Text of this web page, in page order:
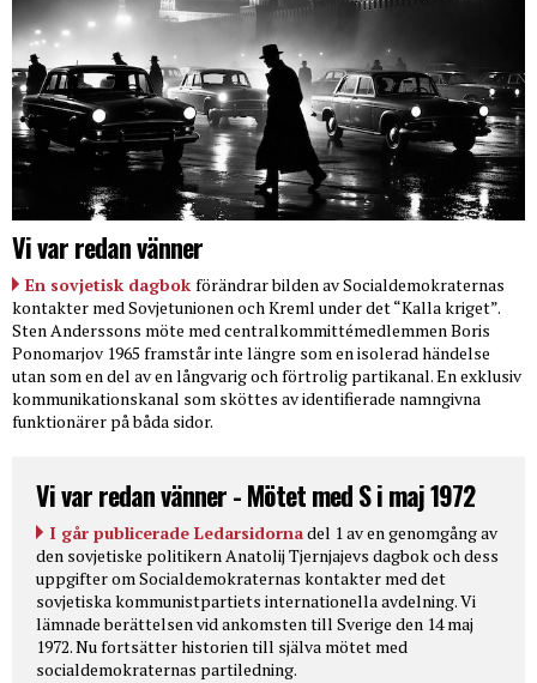
Vi var redan vänner
En sovjetisk dagbok förändrar bilden av Socialdemokraternas
kontakter med Sovjetunionen och Kreml under det “Kalla kriget”.
Sten Anderssons möte med centralkommittémedlemmen Boris
Ponomarjov 1965 framstår inte längre som en isolerad händelse
utan som en del av en långvarig och förtrolig partikanal. En exklusiv
kommunikationskanal som sköttes av identifierade namngivna
funktionärer på båda sidor.
Vi var redan vänner - Mötet med S i maj 1972
I går publicerade Ledarsidornadel 1 av en genomgång av
den sovjetiske politikern Anatolij Tjernjajevs dagbok och dess
uppgifter om Socialdemokraternas kontakter med det
sovjetiska kommunistpartiets internationella avdelning. Vi
lämnade berättelsen vid ankomsten till Sverige den 14 maj
1972. Nu fortsätter historien till själva mötet med
socialdemokraternas partiledning.